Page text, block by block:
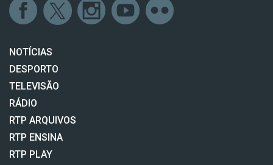
NOTÍCIAS
DESPORTO
TELEVISÃO
RÁDIO
RTP ARQUIVOS
RTP ENSINA
RTP PLAY